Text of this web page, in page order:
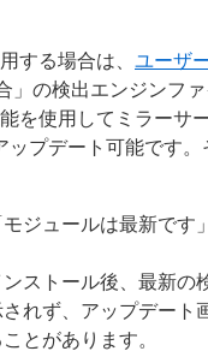
する場合は、 ユーザ
」の検出エンジンフ
を使用してミラーサ
ップデート可能です
モジュールは最新です
ンストール後、最新
れず、アップデー
とがあります。